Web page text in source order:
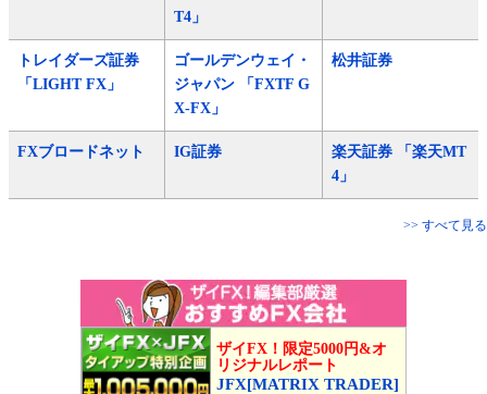
T4」
トレイダーズ証券
「LIGHT FX」
ゴールデンウェイ・
ジャパン 「FXTF G
X-FX」
松井証券
FXブロードネット IG証券
楽天証券 「楽天MT
4」
>> すべて見る
ザイFX！限定5000円&オ
リジナルレポート
JFX[MATRIX TRADER]